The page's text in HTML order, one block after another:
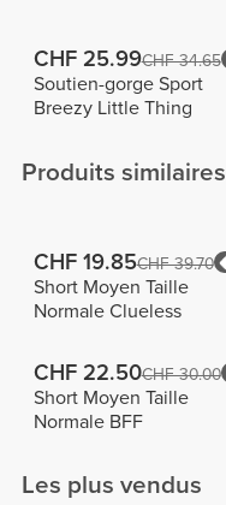
CHF 25.99CHF 34.65
Soutien-gorge Sport
Breezy Little Thing
Produits similaires
CHF 19.85CHF 39.70
Short Moyen Taille
Normale Clueless
CHF 22.50CHF 30.00
Short Moyen Taille
Normale BFF
Les plus vendus